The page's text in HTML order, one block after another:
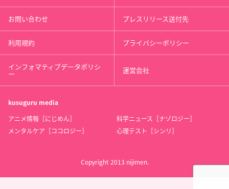
お問い合わせ プレスリリース送付先
利用規約 プライバシーポリシー
インフォマティブデータポリシ
ー 運営会社
kusuguru media
アニメ情報［にじめん］
科学ニュース［ナゾロジー］
メンタルケア［ココロジー］
心理テスト［シンリ］
Copyright 2013 nijimen.